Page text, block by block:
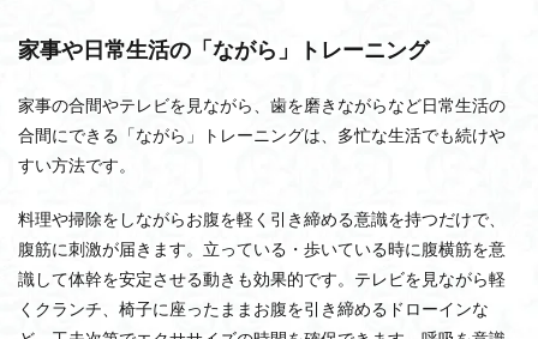
家事や日常生活の「ながら」トレーニング
家事の合間やテレビを見ながら、歯を磨きながらなど日常生活の
合間にできる「ながら」トレーニングは、多忙な生活でも続けや
すい方法です。
料理や掃除をしながらお腹を軽く引き締める意識を持つだけで、
腹筋に刺激が届きます。立っている・歩いている時に腹横筋を意
識して体幹を安定させる動きも効果的です。テレビを見ながら軽
くクランチ、椅子に座ったままお腹を引き締めるドローインな